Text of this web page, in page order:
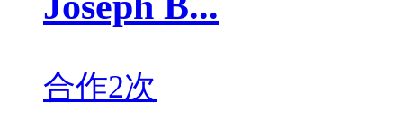
合作2次